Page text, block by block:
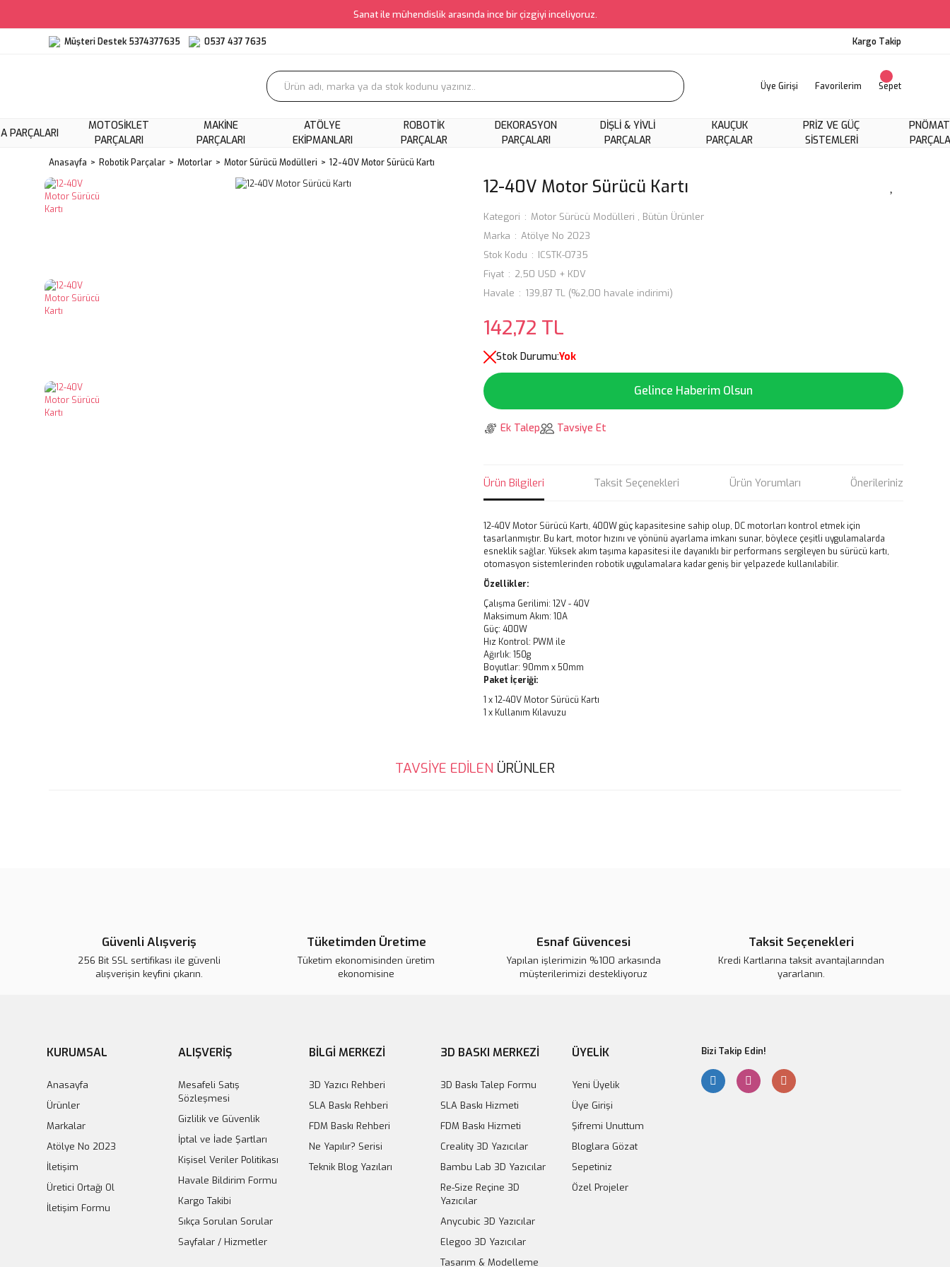
Sanat ile mühendislik arasında ince bir çizgiyi inceliyoruz.
Müşteri Destek 5374377635 0537 437 7635 Kargo Takip
Üye Girişi Favorilerim Sepet
PARÇALARI
MOTOSIKLET
PARÇALARI
MAKINE
PARÇALARI
ATÖLYE
EKIPMANLARI
ROBOTIK
PARÇALAR
DEKORASYON
PARÇALARI
DIŞLI & YIVLI
PARÇALAR
KAUÇUK
PARÇALAR
PRIZ VE GÜÇ
SISTEMLERI
Anasayfa Robotik Parçalar Motorlar Motor Sürücü Modülleri 12-40V Motor Sürücü Kartı
12-40V Motor Sürücü Kartı
Kategori Motor Sürücü Modülleri , Bütün Ürünler
Marka
Atölye No 2023
Stok Kodu
ICSTK-0735
Fiyat
2,50 USD + KDV
Havale
139,87 TL (%2,00 havale indirimi)
142,72 TL
Stok Durumu:Yok
Gelince Haberim Olsun
Ek Talep Tavsiye Et
Ürün Bilgileri Taksit Seçenekleri Ürün Yorumları Önerileriniz
12-40V Motor Sürücü Kartı, 400W güç kapasitesine sahip olup, DC motorları kontrol etmek için
tasarlanmıştır. Bu kart, motor hızını ve yönünü ayarlama imkanı sunar, böylece çeşitli uygulamalarda
esneklik sağlar. Yüksek akım taşıma kapasitesi ile dayanıklı bir performans sergileyen bu sürücü kartı,
otomasyon sistemlerinden robotik uygulamalara kadar geniş bir yelpazede kullanılabilir.
Özellikler:
Çalışma Gerilimi: 12V - 40V
Maksimum Akım: 10A
Güç: 400W
Hız Kontrol: PWM ile
Ağırlık: 150g
Boyutlar: 90mm x 50mm
Paket İçeriği:
1 x 12-40V Motor Sürücü Kartı
1 x Kullanım Kılavuzu
Bu ürünün fiyat bilgisi, resim, ürün açıklamalarında ve diğer konularda yetersiz gördüğünüz
noktaları öneri formunu kullanarak tarafımıza iletebilirsiniz.
TAVSİYE EDİLEN ÜRÜNLER
2 in 1 XL4015 5A DC-DC Voltaj Düşürücü
499,52 TL
Sepete Ekle
200W 5A DC-DC Voltaj Düşürücü LED Ekranlı Regülatör
271,17 TL
Güvenli Alışveriş
256 Bit SSL sertifikası ile güvenli
alışverişin keyfini çıkarın.
Tüketimden Üretime
Tüketim ekonomisinden üretim
ekonomisine
Esnaf Güvencesi
Yapılan işlerimizin %100 arkasında
müşterilerimizi destekliyoruz
Taksit Seçenekleri
Kredi Kartlarına taksit avantajlarından
yararlanın.
KURUMSAL
Anasayfa
Ürünler
Markalar
Atölye No 2023
İletişim
Üretici Ortağı Ol
İletişim Formu
ALIŞVERİŞ
Mesafeli Satış
Sözleşmesi
Gizlilik ve Güvenlik
İptal ve İade Şartları
Kişisel Veriler Politikası
Havale Bildirim Formu
Kargo Takibi
Sıkça Sorulan Sorular
Sayfalar / Hizmetler
BİLGİ MERKEZİ
3D Yazıcı Rehberi
SLA Baskı Rehberi
FDM Baskı Rehberi
Ne Yapılır? Serisi
Teknik Blog Yazıları
3D BASKI MERKEZİ
3D Baskı Talep Formu
SLA Baskı Hizmeti
FDM Baskı Hizmeti
Creality 3D Yazıcılar
Bambu Lab 3D Yazıcılar
Re-Size Reçine 3D
Yazıcılar
Anycubic 3D Yazıcılar
Elegoo 3D Yazıcılar
Tasarım & Modelleme
ÜYELİK
Yeni Üyelik
Üye Girişi
Şifremi Unuttum
Bloglara Gözat
Sepetiniz
Özel Projeler
Bizi Takip Edin!